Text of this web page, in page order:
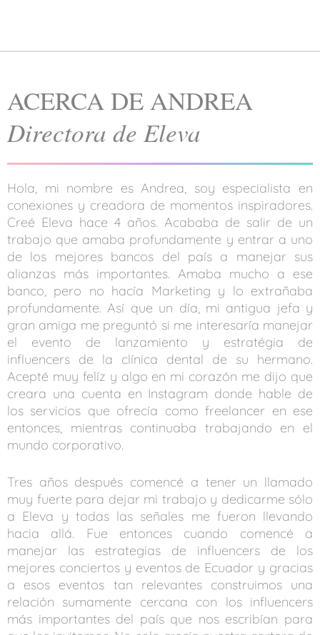
ACERCA DE ANDREA
Directora de Eleva
Hola, mi nombre es Andrea, soy especialista en
conexiones y creadora de momentos inspiradores.
Creé Eleva hace 4 años. Acababa de salir de un
trabajo que amaba profundamente y entrar a uno
de los mejores bancos del país a manejar sus
alianzas más importantes. Amaba mucho a ese
banco, pero no hacía Marketing y lo extrañaba
profundamente. Así que un día, mi antigua jefa y
gran amiga me preguntó si me interesaría manejar
el evento de lanzamiento y estratégia de
influencers de la clínica dental de su hermano.
Acepté muy felíz y algo en mi corazón me dijo que
creara una cuenta en Instagram donde hable de
los servicios que ofrecía como freelancer en ese
entonces, mientras continuaba trabajando en el
mundo corporativo.
Tres años después comencé a tener un llamado
muy fuerte para dejar mi trabajo y dedicarme sólo
a Eleva y todas las señales me fueron llevando
hacia allá. Fue entonces cuando comencé a
manejar las estrategias de influencers de los
mejores conciertos y eventos de Ecuador y gracias
a esos eventos tan relevantes construimos una
relación sumamente cercana con los influencers
más importantes del país que nos escribían para